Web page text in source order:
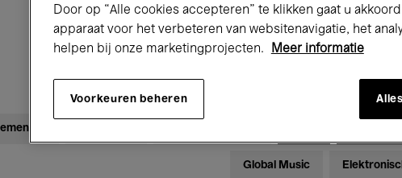
Vandaag Komende 7 dagen
Woensdag 01 -
Global Music
Door op “Alle cookies accepteren” te klikken gaat u
apparaat voor het verbeteren van websitenavigatie, het
helpen bij onze marketingprojecten.
Meer informatie
Voorkeuren beheren